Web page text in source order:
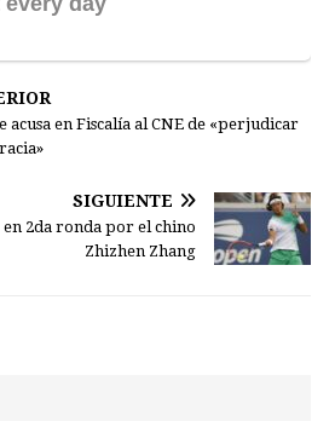
acusa en Fiscalía al CNE de «perjudicar
SIGUIENTE
2da ronda por el chino
Zhizhen Zhang